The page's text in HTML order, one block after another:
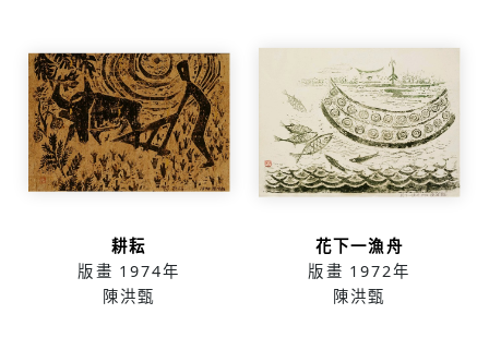
耕耘
版畫 1974年
陳洪甄
花下一漁舟
版畫 1972年
陳洪甄